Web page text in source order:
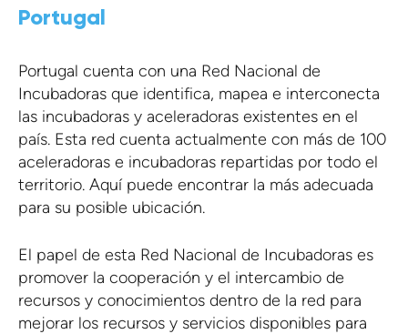
Portugal
Portugal cuenta con una Red Nacional de
Incubadoras que identifica, mapea e interconecta
las incubadoras y aceleradoras existentes en el
país. Esta red cuenta actualmente con más de 100
aceleradoras e incubadoras repartidas por todo el
territorio. Aquí puede encontrar la más adecuada
para su posible ubicación.
El papel de esta Red Nacional de Incubadoras es
promover la cooperación y el intercambio de
recursos y conocimientos dentro de la red para
mejorar los recursos y servicios disponibles para